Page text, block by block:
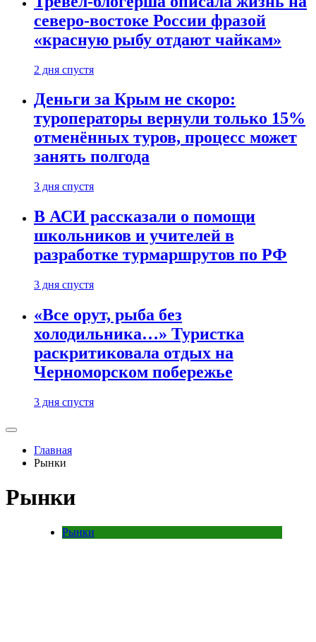
северо-востоке России фразой
«красную рыбу отдают чайкам»
2 дня спустя
Деньги за Крым не скоро:
туроператоры вернули только 15%
отменённых туров, процесс может
занять полгода
3 дня спустя
В АСИ рассказали о помощи
школьников и учителей в
разработке турмаршрутов по РФ
3 дня спустя
«Все орут, рыба без
холодильника…» Туристка
раскритиковала отдых на
Черноморском побережье
3 дня спустя
Главная
Рынки
Рынки
Рынки